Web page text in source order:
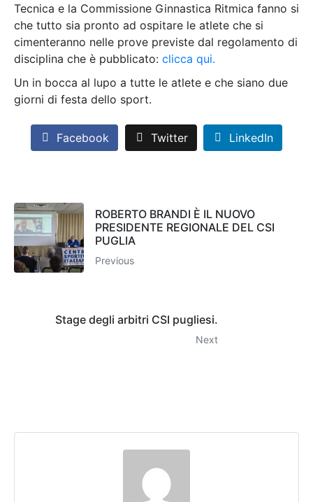
Tecnica e la Commissione Ginnastica Ritmica fanno si
che tutto sia pronto ad ospitare le atlete che si
cimenteranno nelle prove previste dal regolamento di
disciplina che è pubblicato: clicca qui.
Un in bocca al lupo a tutte le atlete e che siano due
giorni di festa dello sport.
Facebook Twitter LinkedIn
ROBERTO BRANDI È IL NUOVO
PRESIDENTE REGIONALE DEL CSI
PUGLIA
Previous
Stage degli arbitri CSI pugliesi.
Next